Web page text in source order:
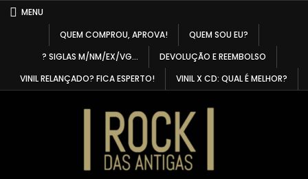
SkipMENU
QUEM COMPROU, APROVA!
QUEM SOU EU?
? SIGLAS M/NM/EX/VG…
DEVOLUÇÃO E REEMBOLSO
VINIL RELANÇADO? FICA ESPERTO!
VINIL X CD: QUAL É MELHOR?